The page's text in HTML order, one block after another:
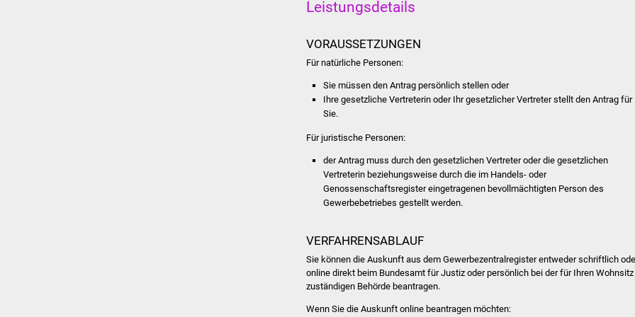
Leistungsdetails
VORAUSSETZUNGEN
Für natürliche Personen:
Sie müssen den Antrag persönlich stellen oder
Ihre gesetzliche Vertreterin oder Ihr gesetzlicher Vertreter stellt den Antrag für
Sie.
Für juristische Personen:
der Antrag muss durch den gesetzlichen Vertreter oder die gesetzlichen
Vertreterin beziehungsweise durch die im Handels- oder
Genossenschaftsregister eingetragenen bevollmächtigten Person des
Gewerbebetriebes gestellt werden.
VERFAHRENSABLAUF
Sie können die Auskunft aus dem Gewerbezentralregister entweder schriftlich
online direkt beim Bundesamt für Justiz oder persönlich bei der für Ihren Wohnsitz
zuständigen Behörde beantragen.
Wenn Sie die Auskunft online beantragen möchten: